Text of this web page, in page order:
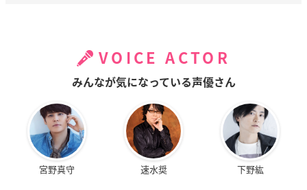
VOICE ACTOR
みんなが気になっている声優さん
宮野真守 速水奨 下野紘